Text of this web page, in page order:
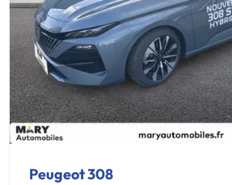
Peugeot 308